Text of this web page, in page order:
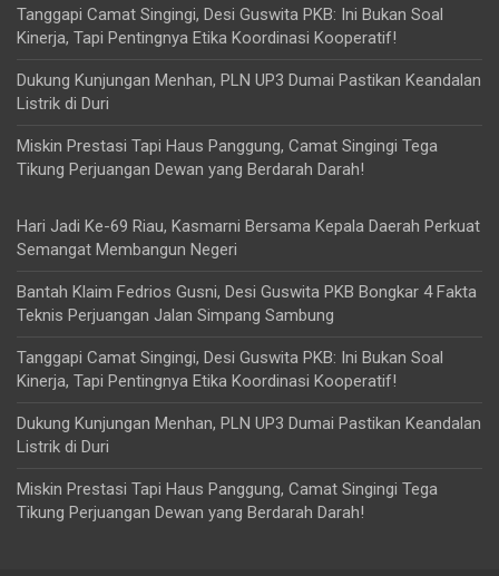
Tanggapi Camat Singingi, Desi Guswita PKB: Ini Bukan Soal
Kinerja, Tapi Pentingnya Etika Koordinasi Kooperatif!
Dukung Kunjungan Menhan, PLN UP3 Dumai Pastikan Keandalan
Listrik di Duri
Miskin Prestasi Tapi Haus Panggung, Camat Singingi Tega
Tikung Perjuangan Dewan yang Berdarah Darah!
Hari Jadi Ke-69 Riau, Kasmarni Bersama Kepala Daerah Perkuat
Semangat Membangun Negeri
Bantah Klaim Fedrios Gusni, Desi Guswita PKB Bongkar 4 Fakta
Teknis Perjuangan Jalan Simpang Sambung
Tanggapi Camat Singingi, Desi Guswita PKB: Ini Bukan Soal
Kinerja, Tapi Pentingnya Etika Koordinasi Kooperatif!
Dukung Kunjungan Menhan, PLN UP3 Dumai Pastikan Keandalan
Listrik di Duri
Miskin Prestasi Tapi Haus Panggung, Camat Singingi Tega
Tikung Perjuangan Dewan yang Berdarah Darah!